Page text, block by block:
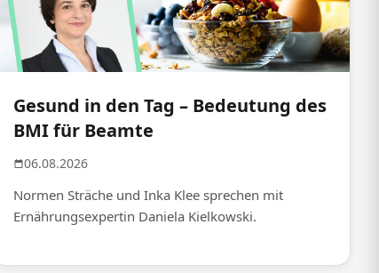
Gesund in den Tag – Bedeutung des
BMI für Beamte
06.08.2026
Normen Sträche und Inka Klee sprechen mit
Ernährungsexpertin Daniela Kielkowski.